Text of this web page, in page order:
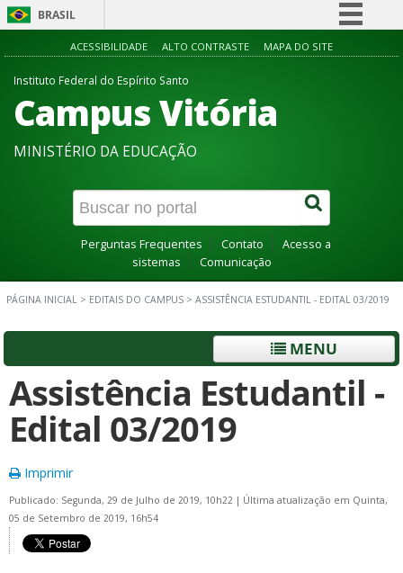
BRASIL
Simplifique!
Acesso à informação
Canais
ACESSIBILIDADE ALTO CONTRASTE MAPA DO SITE
Instituto Federal do Espírito Santo
Campus Vitória
MINISTÉRIO DA EDUCAÇÃO
Perguntas Frequentes Contato
Acesso a
sistemas
Comunicação
PÁGINA INICIAL > EDITAIS DO CAMPUS > ASSISTÊNCIA ESTUDANTIL - EDITAL 03/2019
MENU
Assistência Estudantil -
Edital 03/2019
Imprimir
Publicado: Segunda, 29 de Julho de 2019, 10h22 | Última atualização em Quinta,
05 de Setembro de 2019, 16h54